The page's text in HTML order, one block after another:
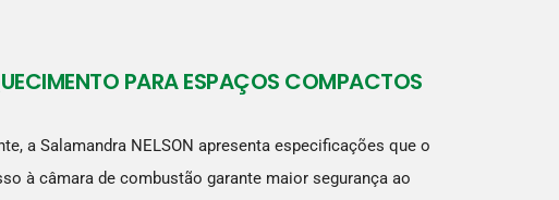
PARA ESPAÇOS COMPACTOS
a Salamandra NELSON apresenta especificações que o
à câmara de combustão garante maior segurança ao